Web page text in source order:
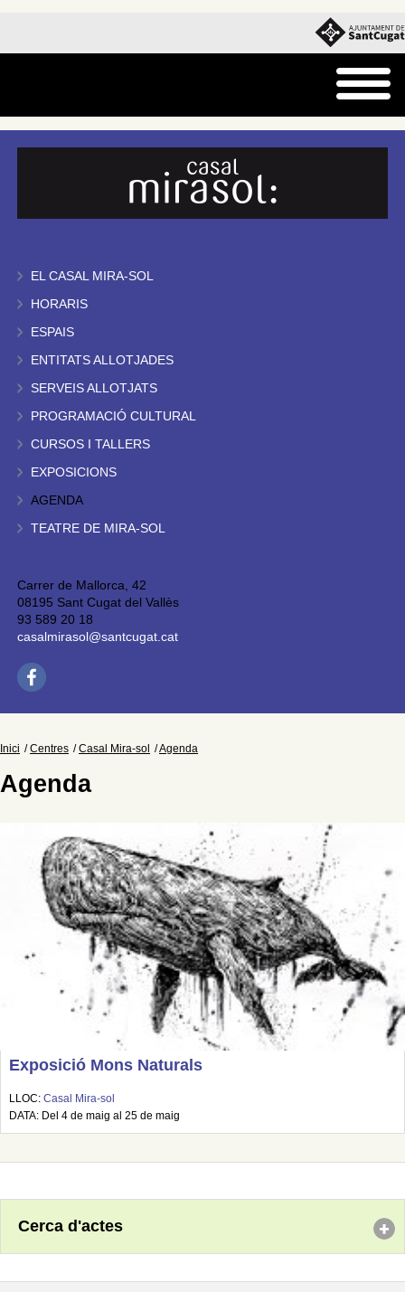
EL CASAL MIRA-SOL
HORARIS
ESPAIS
ENTITATS ALLOTJADES
SERVEIS ALLOTJATS
PROGRAMACIÓ CULTURAL
CURSOS I TALLERS
EXPOSICIONS
AGENDA
TEATRE DE MIRA-SOL
Carrer de Mallorca, 42
08195 Sant Cugat del Vallès
93 589 20 18
casalmirasol@santcugat.cat
Inici Centres Casal Mira-sol Agenda
Agenda
Exposició Mons Naturals
LLOC: Casal Mira-sol
DATA: Del 4 de maig al 25 de maig
Cerca d'actes